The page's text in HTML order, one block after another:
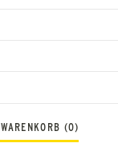
WARENKORB (0)